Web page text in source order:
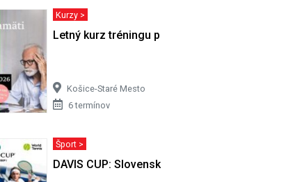
Kurzy >
Letný kurz tréningu pamäti
Košice-Staré Mesto
6 termínov
Šport >
DAVIS CUP: Slovensko - Grécko